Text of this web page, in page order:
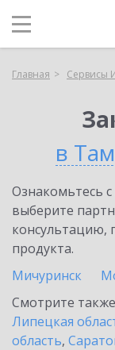
Главная Сервисы
в
Ознакомьтесь
выберите
консультацию,
продукта.
Мичуринск
Смотрите
Липецкая
область,